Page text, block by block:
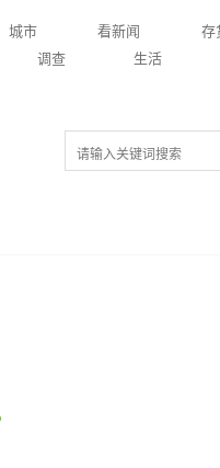
城市 看新闻
存
调查 生活